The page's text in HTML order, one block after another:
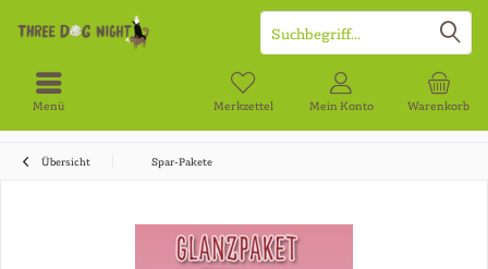
Menü Warenkorb
Merkzettel Mein Konto
Übersicht Spar-Pakete